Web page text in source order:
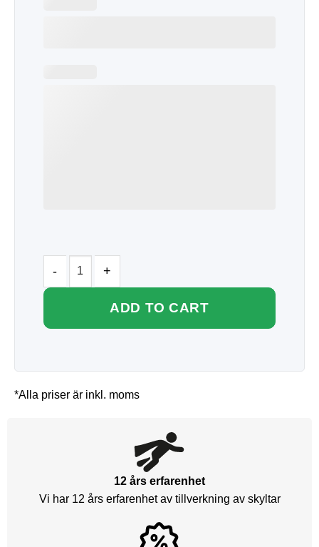
ADD TO CART
*Alla priser är inkl. moms
12 års erfarenhet
Vi har 12 års erfarenhet av tillverkning av skyltar